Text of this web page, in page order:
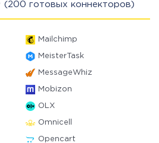
(200 готовых коннекторов)
Mailchimp
MeisterTask
MessageWhiz
Mobizon
OLX
Omnicell
Opencart